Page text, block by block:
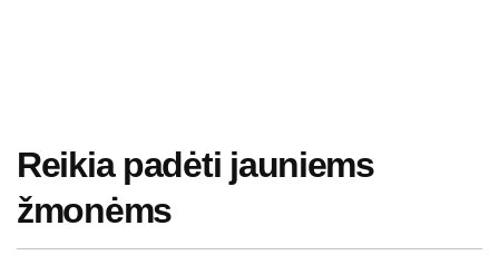
Reikia padėti jauniems
žmonėms